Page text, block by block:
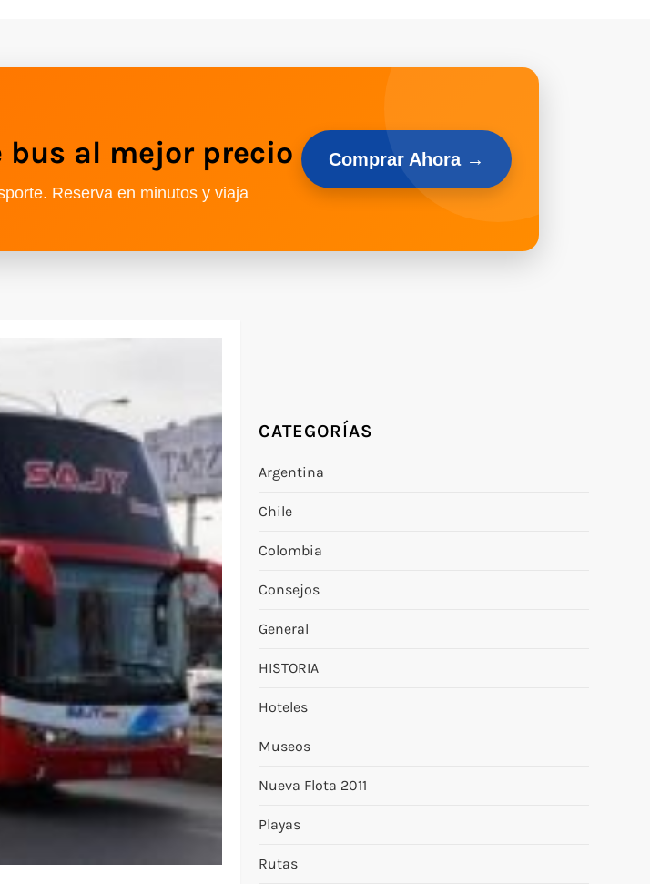
bus al mejor precio
Reserva en minutos y viaja
Comprar Ahora →
CATEGORÍAS
Argentina
Chile
Colombia
Consejos
General
HISTORIA
Hoteles
Museos
Nueva Flota 2011
Playas
Rutas